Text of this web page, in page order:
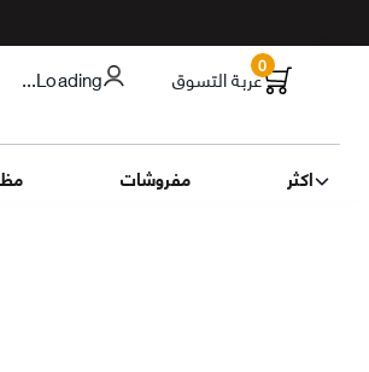
...Loading عربة التسوق0
مفروشات اكثر